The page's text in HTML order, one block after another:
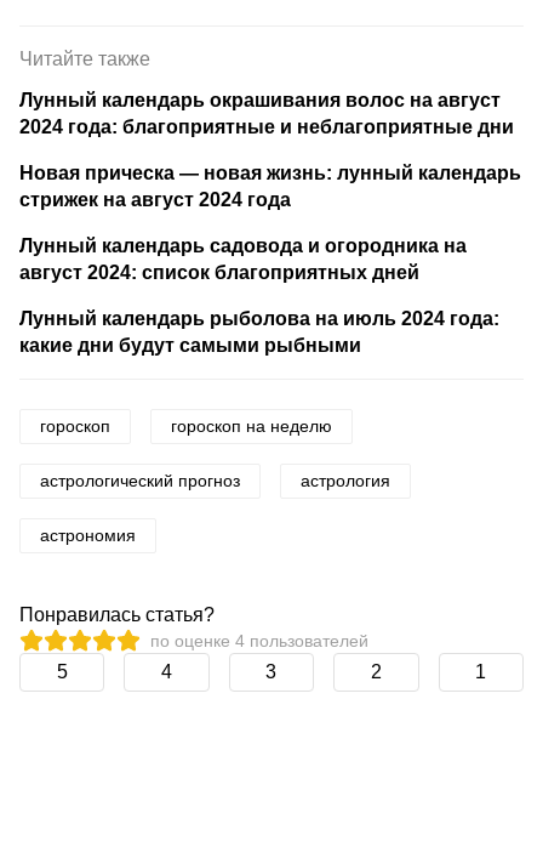
Читайте также
Лунный календарь окрашивания волос на август
2024 года: благоприятные и неблагоприятные дни
Новая прическа — новая жизнь: лунный календарь
стрижек на август 2024 года
Лунный календарь садовода и огородника на
август 2024: список благоприятных дней
Лунный календарь рыболова на июль 2024 года:
какие дни будут самыми рыбными
гороскоп гороскоп на неделю
астрологический прогноз астрология
астрономия
Понравилась статья?
по оценке 4 пользователей
5 4 3 2 1